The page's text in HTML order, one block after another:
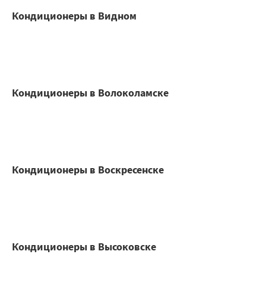
Кондиционеры в Видном
Кондиционеры в Волоколамске
Кондиционеры в Воскресенске
Кондиционеры в Высоковске